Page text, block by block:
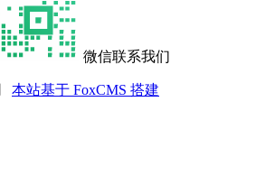
微信联系我们
本站基于 FoxCMS 搭建